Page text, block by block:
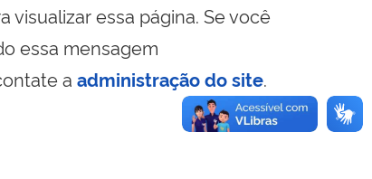
visualizar essa página. Se você
essa mensagem
a administração do site.